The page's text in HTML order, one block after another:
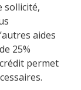
sollicité,
aides
25%
permet